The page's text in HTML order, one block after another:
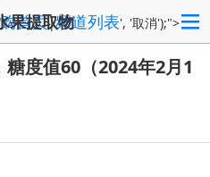
果提取物
首页|频道列表', '取消');">
度值60（2024年2月1